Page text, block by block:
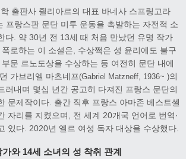
출판사 쥘리아르의 대표 바네사 스프링고라
프랑스판 문단 미투 운동을 촉발하는 자전적 소
다. 약 30년 전 13세 때 처음 만났던 유명 작가
로하는 이 소설은, 수상쩍은 성 윤리에도 불구
문 르노도상을 수상하는 등 여전히 문단 내에
가브리엘 마츠네프(Gabriel Matzneff, 1936~ )의
러내며 몇십 년간 공고히 다져진 프랑스 문단의
문제작이다. 출간 직후 프랑스 아마존 베스트셀
자리를 지켰으며, 전 세계 20개국 언어로 번역·
있다. 2020년 엘르 여성 독자 대상을 수상했다.
와 14세 소녀의 성 착취 관계